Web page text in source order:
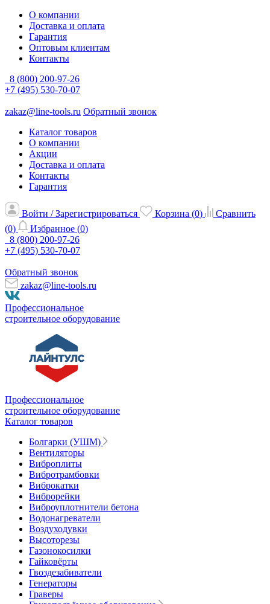
О компании
Доставка и оплата
Гарантия
Оптовым клиентам
Контакты
8 (800) 200-97-26
+7 (495) 530-70-07
zakaz@line-tools.ru Обратный звонок
Каталог товаров
О компании
Акции
Доставка и оплата
Контакты
Гарантия
Войти / Зарегистрироваться Корзина (0)
Сравнить
(0) Избранное (0)
8 (800) 200-97-26
+7 (495) 530-70-07
Обратный звонок
zakaz@line-tools.ru
Профессиональное
строительное оборудование
Профессиональное
строительное оборудование
Каталог товаров
Болгарки (УШМ)
Вентиляторы
Виброплиты
Вибротрамбовки
Виброкатки
Виброрейки
Виброуплотнители бетона
Водонагреватели
Воздуходувки
Высоторезы
Газонокосилки
Гайковёрты
Гвоздезабиватели
Генераторы
Граверы